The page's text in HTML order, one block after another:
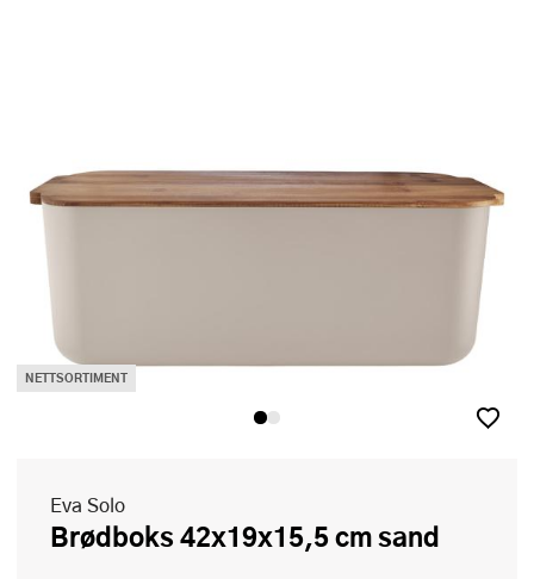
NETTSORTIMENT
Eva Solo
Brødboks 42x19x15,5 cm sand